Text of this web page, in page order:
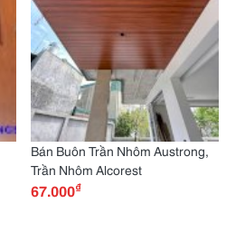
Bán Buôn Trần Nhôm Austrong,
Trần Nhôm Alcorest
67.000₫